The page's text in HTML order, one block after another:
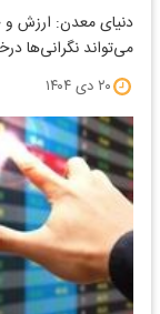
دنیای معدن: ارزش و
می‌تواند نگرانی‌ها
۲۰ دی ۱۴۰۴